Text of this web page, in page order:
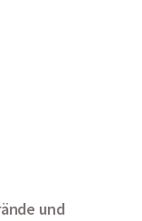
und